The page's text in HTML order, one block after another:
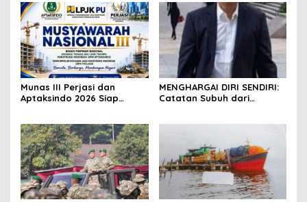
Munas III Perjasi dan
Aptaksindo 2026 Siap
MENGHARGAI DIRI SENDIRI:
Catatan Subuh dari